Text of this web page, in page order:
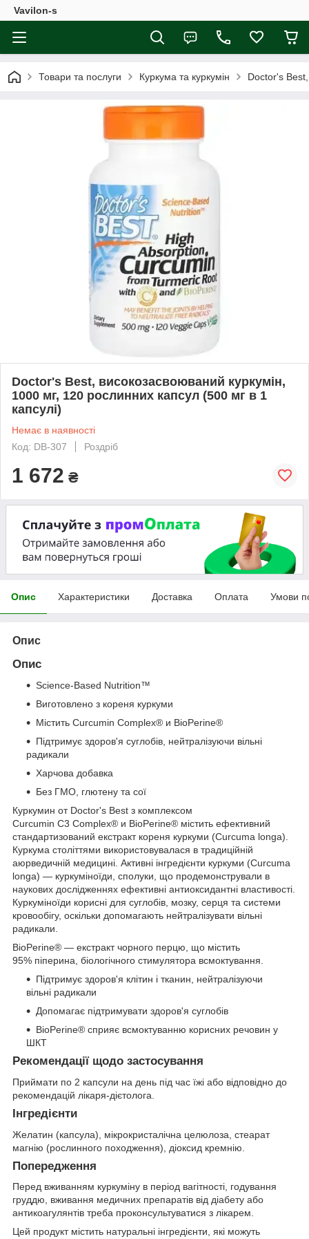
Vavilon-s
Товари та послуги Куркума та куркумін Doctor's
Doctor's Best, високозасвоюваний куркумін,
1000 мг, 120 рослинних капсул (500 мг в 1
капсулі)
Немає в наявності
Код: DB-307
Роздріб
1 672 ₴
Опис Характеристики Доставка Оплата Умови
Опис
Опис
Science-Based Nutrition™
Виготовлено з кореня куркуми
Містить Curcumin Complex®️ и BioPerine®️
Підтримує здоров'я суглобів, нейтралізуючи вільні
радикали
Харчова добавка
Без ГМО, глютену та сої
Куркумин от Doctor's Best з комплексом
Curcumin C3 Complex® и BioPerine®️ містить ефективний
стандартизований екстракт кореня куркуми (Curcuma longa).
Куркума століттями використовувалася в традиційній
аюрведичній медицині. Активні інгредієнти куркуми (Curcuma
longa) — куркуміноїди, сполуки, що продемонстрували в
наукових дослідженнях ефективні антиоксидантні властивості.
Куркуміноїди корисні для суглобів, мозку, серця та системи
кровообігу, оскільки допомагають нейтралізувати вільні
радикали.
BioPerine®️ — екстракт чорного перцю, що містить
95% піперина, біологічного стимулятора всмоктування.
Підтримує здоров'я клітин і тканин, нейтралізуючи
вільні радикали
Допомагає підтримувати здоров'я суглобів
BioPerine®️ сприяє всмоктуванню корисних речовин у
ШКТ
Рекомендації щодо застосування
Приймати по 2 капсули на день під час їжі або відповідно до
рекомендацій лікаря-дієтолога.
Інгредієнти
Желатин (капсула), мікрокристалічна целюлоза, стеарат
магнію (рослинного походження), діоксид кремнію.
Попередження
Перед вживанням куркуміну в період вагітності, годування
груддю, вживання медичних препаратів від діабету або
антикоагулянтів треба проконсультуватися з лікарем.
Цей продукт містить натуральні інгредієнти, які можуть